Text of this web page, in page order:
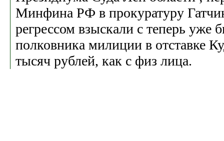
Минфина РФ в прокуратуру
регрессом взыскали с теперь
полковника милиции в отставке
тысяч рублей, как с физ лица.